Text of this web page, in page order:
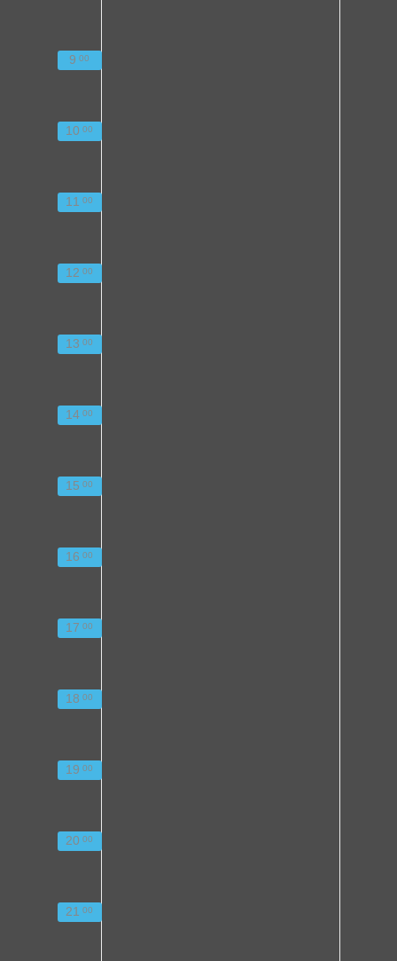
9 00
10 00
11 00
12 00
13 00
14 00
15 00
16 00
17 00
18 00
19 00
20 00
21 00